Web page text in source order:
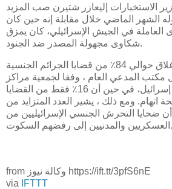
الاستخبارات إليعازر شتيرن صب المزيد
الشهر الماضي خلال مقابلة إنه حين كان
العاملة في الجيش الإسرائيلي، كان يمزق
شكاوى مجهولة المصدر ضد الجنود.
وفي هذا الشأن، جرى إغلاق حوالي 84٪ من قضايا الجرائم الجنسية
من قبل مكتب المدعي العام ، وفقا لجمعية مراكز
أزمات الاغتصاب في إسرائيل، في حين أن 16٪ فقط من القضايا
اتهام. ومع ذلك ، يشير العدد المتزايد من
ضحايا التحرش الجنسي الإسرائيليين من
العسكريين والمدنيين إلى رفضهم السكوت.
from وكالة نيوز https://ift.tt/3pfS6nE
via
IFTTT